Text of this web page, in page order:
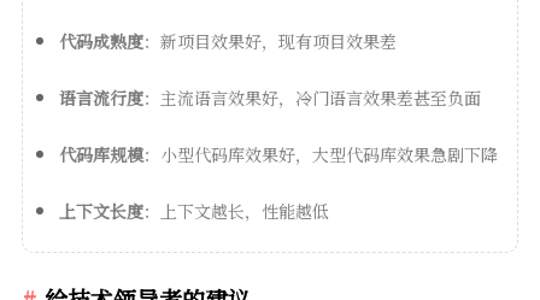
代码成熟度：新项目效果好，现有项目效果差
语言流行度：主流语言效果好，冷门语言效果差甚至负面
代码库规模：小型代码库效果好，大型代码库效果急剧下降
上下文长度：上下文越长，性能越低